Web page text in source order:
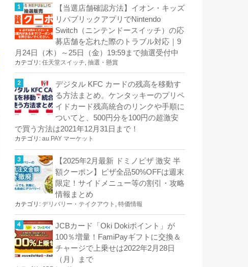
【当選店舗確認方法】イオン・キッズ
リパブリックアプリでNintendo
Switch（ニンテンドースイッチ）の応
募店舗を忘れた際のトラブル対応｜9
月24日（木）～25日（金）19:59まで抽選受付中
カテゴリ: 任天堂スイッチ, 抽選・懸賞
デジタル KFC カードの残高を移動す
る方法まとめ。ケンタッキーのプリペ
イドカード残高統合のリンクや手順に
ついてと、500円分を100円の超激安
で買う方法は2021年12月31日まで！
カテゴリ: au PAY マーケット
【2025年2月最新 ドミノピザ 激安 半
額クーポン】ピザ全品50%OFFは週末
限定！サイドメニュー等の割引・攻略
情報まとめ
カテゴリ: デリバリー・テイクアウト 特価情報
JCBカード「Oki Dokiポイント」が
100％増量！FamiPayギフトに交換＆
チャージで上乗せは2022年2月28日
（月）まで